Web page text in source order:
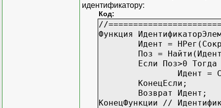
идентификатору:
Код:
//
Функция
Идент =
Поз =
Если Поз>0 Тогда
Идент =
КонецЕсли;
Возврат Идент;
КонецФункции //